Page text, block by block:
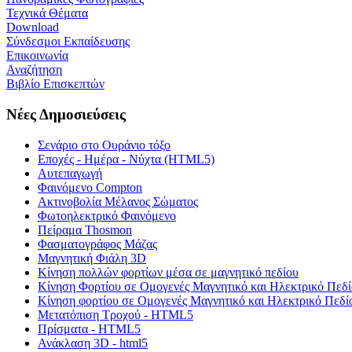
Τεχνικά Θέματα
Download
Σύνδεσμοι Εκπαίδευσης
Επικοινωνία
Αναζήτηση
Βιβλίο Επισκεπτών
Νέες Δημοσιεύσεις
Σενάριο στο Ουράνιο τόξο
Εποχές - Ημέρα - Νύχτα (HTML5)
Αυτεπαγωγή
Φαινόμενο Compton
Ακτινοβολία Μέλανος Σώματος
Φωτοηλεκτρικό Φαινόμενο
Πείραμα Thosmon
Φασματογράφος Μάζας
Μαγνητική Φιάλη 3D
Κίνηση πολλών φορτίων μέσα σε μαγνητικό πεδίου
Κίνηση Φορτίου σε Ομογενές Μαγνητικό και Ηλεκτρικό
Κίνηση φορτίου σε Ομογενές Μαγνητικό και Ηλεκτρικό
Μετατόπιση Τροχού - HTML5
Πρίσματα - HTML5
Ανάκλαση 3D - html5